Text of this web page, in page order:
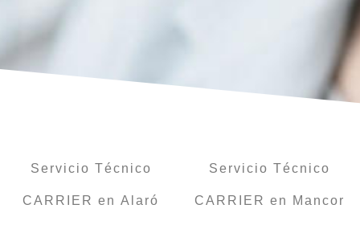
Servicio Técnico
CARRIER en Alaró
Servicio Técnico
CARRIER en Mancor